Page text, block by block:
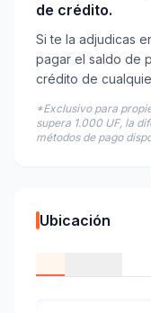
de crédito.
Si te la adjudicas
pagar el saldo de
crédito de
*Exclusivo para
supera 1.000 UF, la
métodos de pago
Ubicación